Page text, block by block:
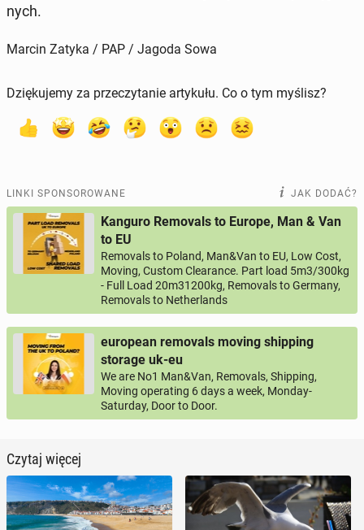
nych.
Marcin Zatyka / PAP / Jagoda Sowa
Dziękujemy za przeczytanie artykułu. Co o tym myślisz?
LINKI SPONSOROWANE JAK DODAĆ?
Kanguro Removals to Europe, Man & Van
to EU
Removals to Poland, Man&Van to EU, Low Cost,
Moving, Custom Clearance. Part load 5m3/300kg
- Full Load 20m31200kg, Removals to Germany,
Removals to Netherlands
european removals moving shipping
storage uk-eu
We are No1 Man&Van, Removals, Shipping,
Moving operating 6 days a week, Monday-
Saturday, Door to Door.
Czytaj więcej